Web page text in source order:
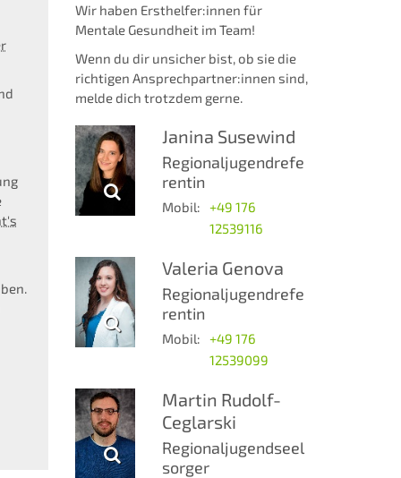
Wir haben Ersthelfer:innen für
Mentale Gesundheit im Team!
Wenn du dir unsicher bist, ob sie die
richtigen Ansprechpartner:innen sind,
melde dich trotzdem gerne.
Janina Susewind
Regionaljugendrefe
rentin
Mobil:
+49 176
12539116
Valeria Genova
Regionaljugendrefe
rentin
Mobil:
+49 176
12539099
Martin Rudolf-
Ceglarski
Regionaljugendseel
sorger